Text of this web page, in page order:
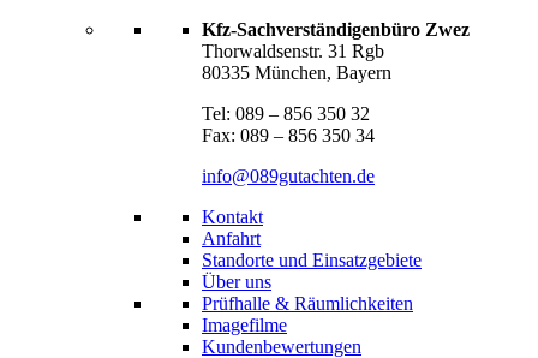
Kfz-Sachverständigenbüro Zwez
Thorwaldsenstr. 31 Rgb
80335 München, Bayern
Tel: 089 – 856 350 32
Fax: 089 – 856 350 34
info@089gutachten.de
Kontakt
Anfahrt
Standorte und Einsatzgebiete
Über uns
Prüfhalle & Räumlichkeiten
Imagefilme
Kundenbewertungen